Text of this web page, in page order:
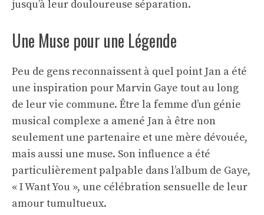
jusqu’à leur douloureuse séparation.
Une Muse pour une Légende
Peu de gens reconnaissent à quel point Jan a été
une inspiration pour Marvin Gaye tout au long
de leur vie commune. Être la femme d’un génie
musical complexe a amené Jan à être non
seulement une partenaire et une mère dévouée,
mais aussi une muse. Son influence a été
particulièrement palpable dans l’album de Gaye,
« I Want You », une célébration sensuelle de leur
amour tumultueux.